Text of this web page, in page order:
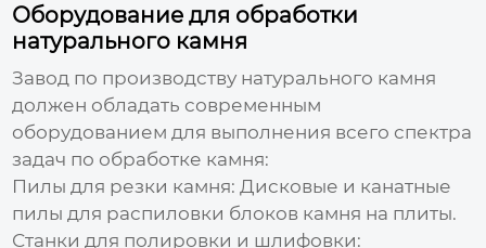
Оборудование для обработки
натурального камня
Завод по производству натурального камня
должен обладать современным
оборудованием для выполнения всего спектра
задач по обработке камня:
Пилы для резки камня: Дисковые и канатные
пилы для распиловки блоков камня на плиты.
Станки для полировки и шлифовки: